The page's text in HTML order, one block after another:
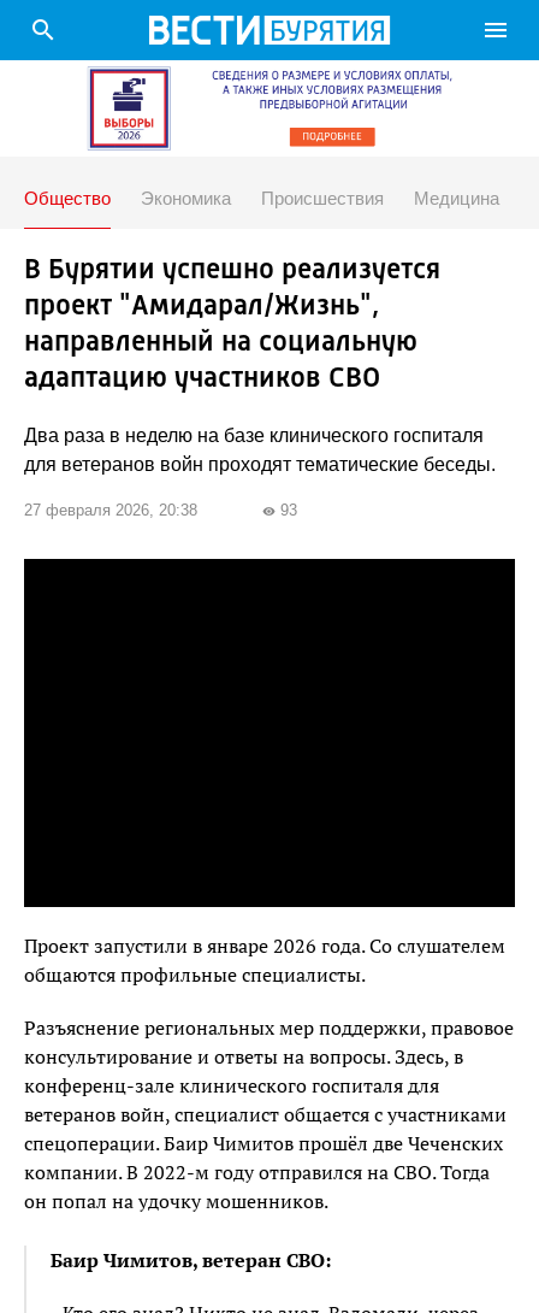
search menu
Общество Экономика Происшествия Медицина
В Бурятии успешно реализуется
проект "Амидарал/Жизнь",
направленный на социальную
адаптацию участников СВО
Два раза в неделю на базе клинического госпиталя
для ветеранов войн проходят тематические беседы.
27 февраля 2026, 20:38 visibility 93
Проект запустили в январе 2026 года. Со слушателем
общаются профильные специалисты.
Разъяснение региональных мер поддержки, правовое
консультирование и ответы на вопросы. Здесь, в
конференц-зале клинического госпиталя для
ветеранов войн, специалист общается с участниками
спецоперации. Баир Чимитов прошёл две Чеченских
компании. В 2022-м году отправился на СВО. Тогда
он попал на удочку мошенников.
Баир Чимитов, ветеран СВО: